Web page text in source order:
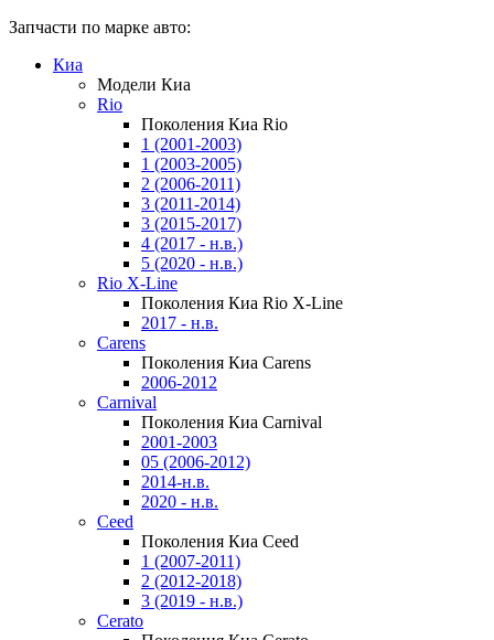
Запчасти по марке авто:
Киа
Модели Киа
Rio
Поколения Киа Rio
1 (2001-2003)
1 (2003-2005)
2 (2006-2011)
3 (2011-2014)
3 (2015-2017)
4 (2017 - н.в.)
5 (2020 - н.в.)
Rio X-Line
Поколения Киа Rio X-Line
2017 - н.в.
Carens
Поколения Киа Carens
2006-2012
Carnival
Поколения Киа Carnival
2001-2003
05 (2006-2012)
2014-н.в.
2020 - н.в.
Ceed
Поколения Киа Ceed
1 (2007-2011)
2 (2012-2018)
3 (2019 - н.в.)
Cerato